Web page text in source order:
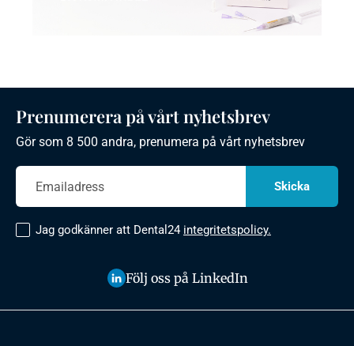
Prenumerera på vårt nyhetsbrev
Gör som 8 500 andra, prenumera på vårt nyhetsbrev
Jag godkänner att Dental24 integritetspolicy.
Följ oss på LinkedIn